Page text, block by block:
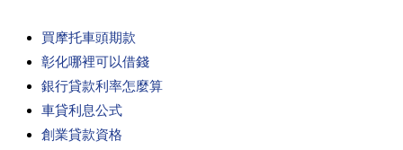
買摩托車頭期款
彰化哪裡可以借錢
銀行貸款利率怎麼算
車貸利息公式
創業貸款資格